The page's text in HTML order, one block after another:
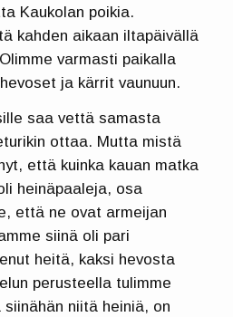
Kaukolan poikia.
kahden aikaan iltapäivällä
varmasti paikalla
ja kärrit vaunuun.
saa vettä samasta
ottaa. Mutta mistä
että kuinka kauan matka
heinäpaaleja, osa
että ne ovat armeijan
siinä oli pari
heitä, kaksi hevosta
perusteella tulimme
niitä heiniä, on